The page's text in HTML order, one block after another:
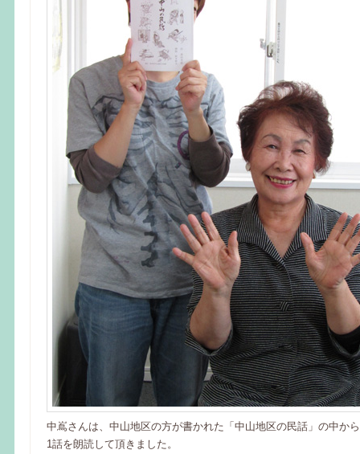
中嶌さんは、中山地区の方が書かれた「中山地区の民話」の中から
1話を朗読して頂きました。